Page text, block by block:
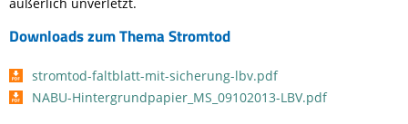
äußerlich unverletzt.
Downloads zum Thema Stromtod
stromtod-faltblatt-mit-sicherung-lbv.pdf
NABU-Hintergrundpapier_MS_09102013-LBV.pdf